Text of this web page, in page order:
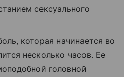
сексуального
которая начинается во
несколько часов. Ее
головной